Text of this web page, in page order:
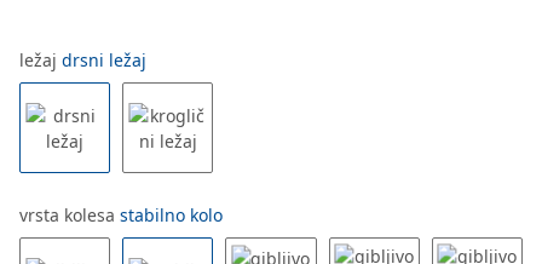
ležaj drsni ležaj
vrsta kolesa stabilno kolo